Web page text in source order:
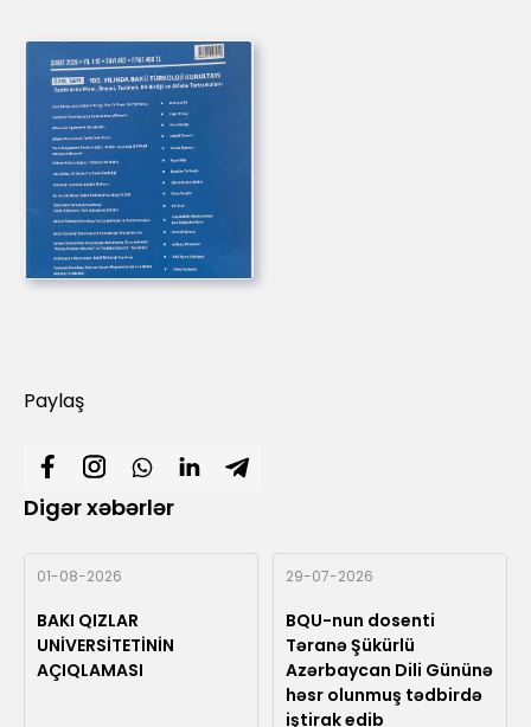
Paylaş
Digər xəbərlər
01-08-2026
BAKI QIZLAR
UNİVERSİTETİNİN
AÇIQLAMASI
29-07-2026
BQU-nun dosenti
Təranə Şükürlü
Azərbaycan Dili Gününə
həsr olunmuş tədbirdə
iştirak edib